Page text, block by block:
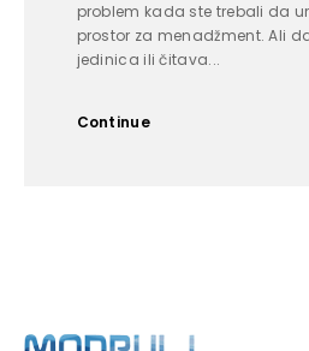
problem kada ste trebali da
prostor za menadžment. Ali
jedinica ili čitava...
Continue